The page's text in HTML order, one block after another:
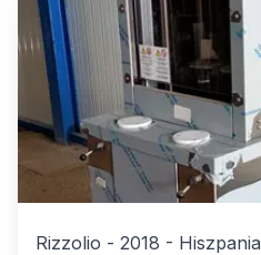
Rizzolio - 2018 - Hiszpania